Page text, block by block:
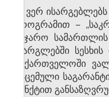
გ) ვერ
პროგრამით −
საჯარო
ფარგლებში
საქართველოში
გაცემული
პუნქტით